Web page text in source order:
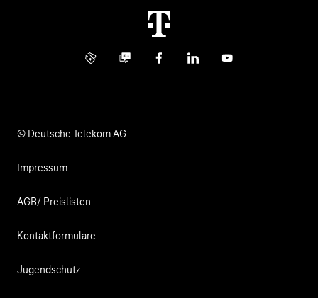
Info ServiceBusiness Community
FacebookLinkedInYouTube
© Deutsche Telekom AG
Impressum
AGB/ Preislisten
Kontaktformulare
Jugendschutz